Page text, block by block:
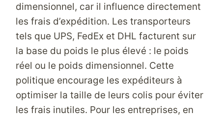
dimensionnel, car il influence directement
les frais d’expédition. Les transporteurs
tels que UPS, FedEx et DHL facturent sur
la base du poids le plus élevé : le poids
réel ou le poids dimensionnel. Cette
politique encourage les expéditeurs à
optimiser la taille de leurs colis pour éviter
les frais inutiles. Pour les entreprises, en